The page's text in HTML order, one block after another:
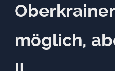
möglich,